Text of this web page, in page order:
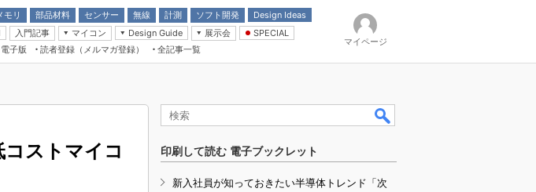
モリ
部品材料
センサー 無線 計測 ソフト開発
Design Ideas
アナログ機能回路
計測とテスト
Wired, Weird
入門記事
マイコン
Design Guide
展示会
CEATEC
組込み/エッジコンピューティング展
人とくるま展
SPECIAL
Microchip情報
電子版
読者登録（メルマガ登録） 全記事一覧
マイページ
ストマイコ
印刷して読む 電子ブックレット
新入社員が知っておきたい半導体トレンド「次